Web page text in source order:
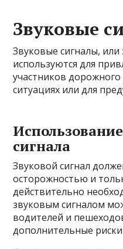
Звуковые
Звуковые сигналы,
используются для
участников
ситуациях или для
сигнала
Звуковой сигнал
осторожностью и
действительно
звуковым сигналом
водителей и
дополнительные